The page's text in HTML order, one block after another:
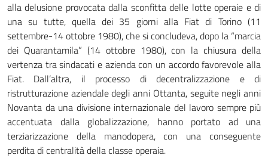
alla delusione provocata dalla sconfitta delle lotte operaie e di
una su tutte, quella dei 35 giorni alla Fiat di Torino (11
settembre-14 ottobre 1980), che si concludeva, dopo la “marcia
dei Quarantamila” (14 ottobre 1980), con la chiusura della
vertenza tra sindacati e azienda con un accordo favorevole alla
Fiat. Dall’altra, il processo di decentralizzazione e di
ristrutturazione aziendale degli anni Ottanta, seguite negli anni
Novanta da una divisione internazionale del lavoro sempre più
accentuata dalla globalizzazione, hanno portato ad una
terziarizzazione della manodopera, con una conseguente
perdita di centralità della classe operaia.